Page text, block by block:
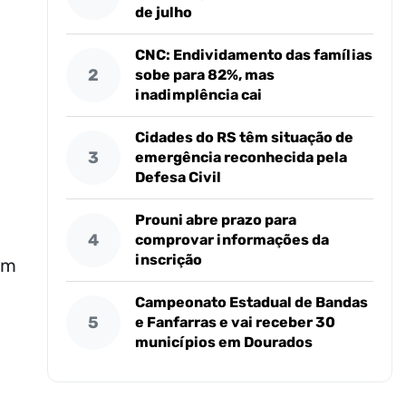
de julho
2
CNC: Endividamento das famílias
sobe para 82%, mas
inadimplência cai
3
Cidades do RS têm situação de
emergência reconhecida pela
Defesa Civil
4
Prouni abre prazo para
comprovar informações da
inscrição
5
Campeonato Estadual de Bandas
e Fanfarras e vai receber 30
municípios em Dourados